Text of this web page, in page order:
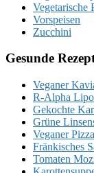
Vegetarische
Vorspeisen
Zucchini
Gesunde
Veganer
R-Alpha
Gekochte
Grüne
Veganer
Fränkisches
Tomaten